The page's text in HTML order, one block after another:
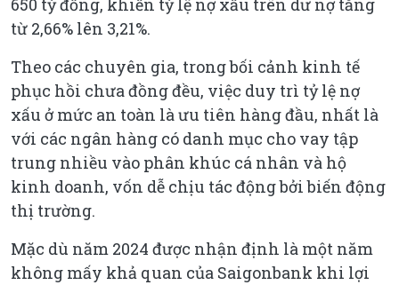
650 tỷ đồng, khiến tỷ lệ nợ xấu trên dư nợ tăng
từ 2,66% lên 3,21%.
Theo các chuyên gia, trong bối cảnh kinh tế
phục hồi chưa đồng đều, việc duy trì tỷ lệ nợ
xấu ở mức an toàn là ưu tiên hàng đầu, nhất là
với các ngân hàng có danh mục cho vay tập
trung nhiều vào phân khúc cá nhân và hộ
kinh doanh, vốn dễ chịu tác động bởi biến động
thị trường.
Mặc dù năm 2024 được nhận định là một năm
không mấy khả quan của Saigonbank khi lợi